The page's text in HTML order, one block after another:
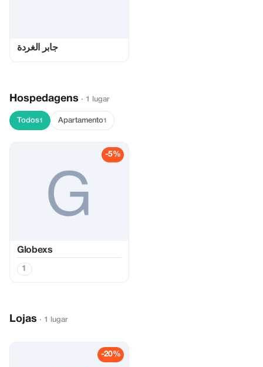
جابر الغردة
Hospedagens · 1 lugar
Todos1 Apartamento1
-5%
Globexs
1
Lojas · 1 lugar
-20%